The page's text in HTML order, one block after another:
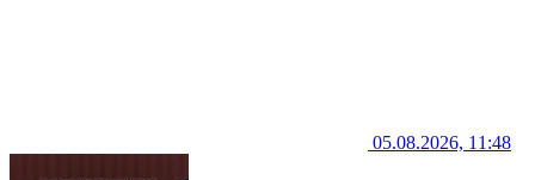
05.08.2026, 11:48